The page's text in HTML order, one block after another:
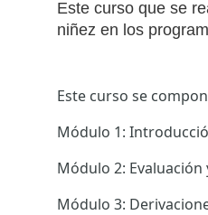
Este curso que se
niñez en los
Este curso se
Módulo 1:
Módulo 2:
Módulo 3: